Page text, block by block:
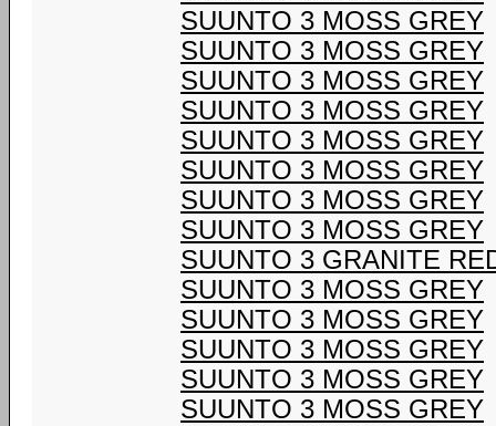
SUUNTO 3 MOSS GREY
SUUNTO 3 MOSS GREY
SUUNTO 3 MOSS GREY
SUUNTO 3 MOSS GREY
SUUNTO 3 MOSS GREY
SUUNTO 3 MOSS GREY
SUUNTO 3 MOSS GREY
SUUNTO 3 MOSS GREY
SUUNTO 3 GRANITE
SUUNTO 3 MOSS GREY
SUUNTO 3 MOSS GREY
SUUNTO 3 MOSS GREY
SUUNTO 3 MOSS GREY
SUUNTO 3 MOSS GREY